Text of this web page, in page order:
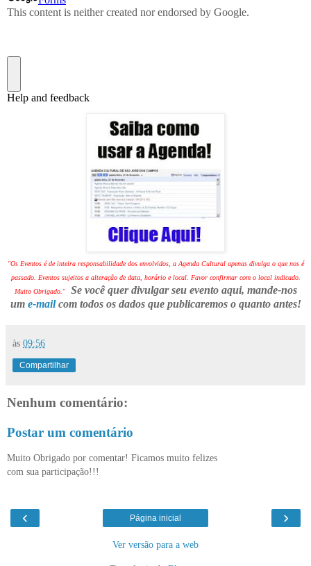
"Os Eventos é de inteira responsabilidade dos envolvidos, a Agenda Cultural apenas divulga o que nos é
passado. Eventos sujeitos a alteração de data, horário e local. Favor confirmar com o local indicado.
Muito Obrigado."
Se você quer divulgar seu evento aqui, mande-nos
um e-mailcom todos os dados que publicaremos o quanto antes!
às 09:56
Compartilhar
Nenhum comentário:
Postar um comentário
Muito Obrigado por comentar! Ficamos muito felizes
com sua participação!!!
‹ ›
Página inicial
Ver versão para a web